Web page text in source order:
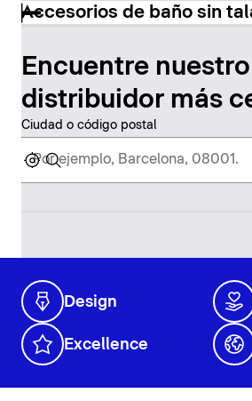
Accesorios de baño sin
Encuentre nuestro
distribuidor más
Ciudad o código postal
Design
Excellence